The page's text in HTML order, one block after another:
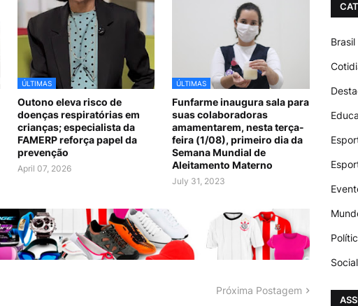
ÚLTIMAS
Outono eleva risco de
doenças respiratórias em
crianças; especialista da
FAMERP reforça papel da
prevenção
April 07, 2026
ÚLTIMAS
Funfarme inaugura sala para
suas colaboradoras
amamentarem, nesta terça-
feira (1/08), primeiro dia da
Semana Mundial de
Aleitamento Materno
July 31, 2023
Próxima Postagem
Brasil
Social